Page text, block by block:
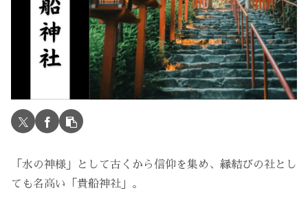
「水の神様」として古くから信仰を集め、縁結びの社とし
ても名高い「貴船神社」。